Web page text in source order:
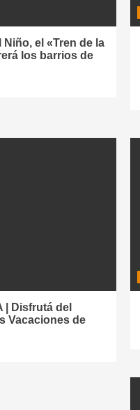
Niño, el «Tren de la
los barrios de
| Disfrutá del
Vacaciones de